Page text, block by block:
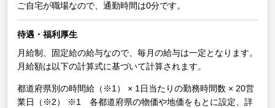
ご自宅が職場なので、通勤時間は0分です。
待遇・福利厚生
月給制、固定給の給与なので、毎月の給与は一定となります。
月給額は以下の計算式に基づいて計算されます。
都道府県別の時間給（※1） × 1日当たりの勤務時間数 × 20営
業日（※2）
※1 各都道府県の物価や地価をもとに設定、詳